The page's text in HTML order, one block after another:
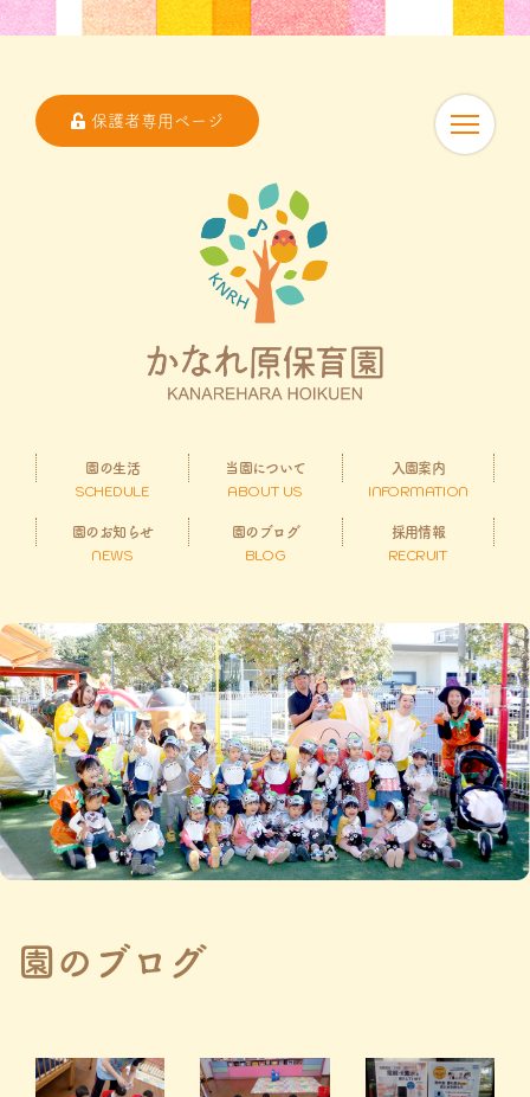
保護者専用ページ
園の生活
SCHEDULE
当園について
ABOUT US
入園案内
INFORMATION
園のお知らせ
NEWS
園のブログ
BLOG
採用情報
RECRUIT
園のブログ